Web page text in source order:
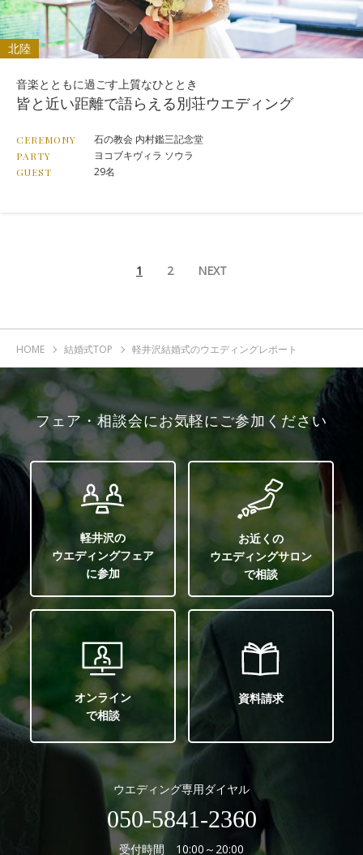
北陸
音楽とともに過ごす上質なひととき
皆と近い距離で語らえる別荘ウエディング
CEREMONY 石の教会 内村鑑三記念堂
PARTY ヨコブキヴィラ ソウラ
GUEST 29名
1 2 NEXT
HOME 結婚式TOP 軽井沢結婚式のウエディングレポート
フェア・相談会にお気軽にご参加ください
軽井沢の
ウエディングフェア
に参加
お近くの
ウエディングサロン
で相談
オンライン
で相談
資料請求
ウエディング専用ダイヤル
050-5841-2360
受付時間 10:00～20:00